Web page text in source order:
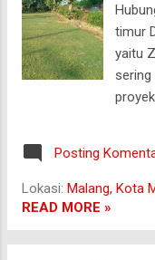
sering
subur.
timur
yaitu
sering
,
China
Posting
Lokasi: Malang, Kota
READ MORE »